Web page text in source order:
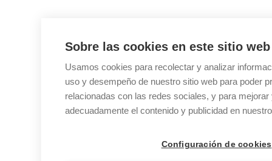
Sobre las cookies en este sitio web
Usamos cookies para recolectar y analizar
uso y desempeño de nuestro sitio web para poder
relacionadas con las redes sociales, y para
adecuadamente el contenido y publicidad en
Configuración de cookies